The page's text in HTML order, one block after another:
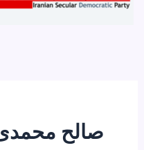
صالح